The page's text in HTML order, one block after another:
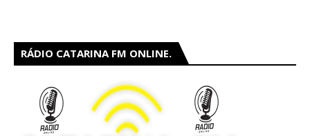
RÁDIO CATARINA FM ONLINE.